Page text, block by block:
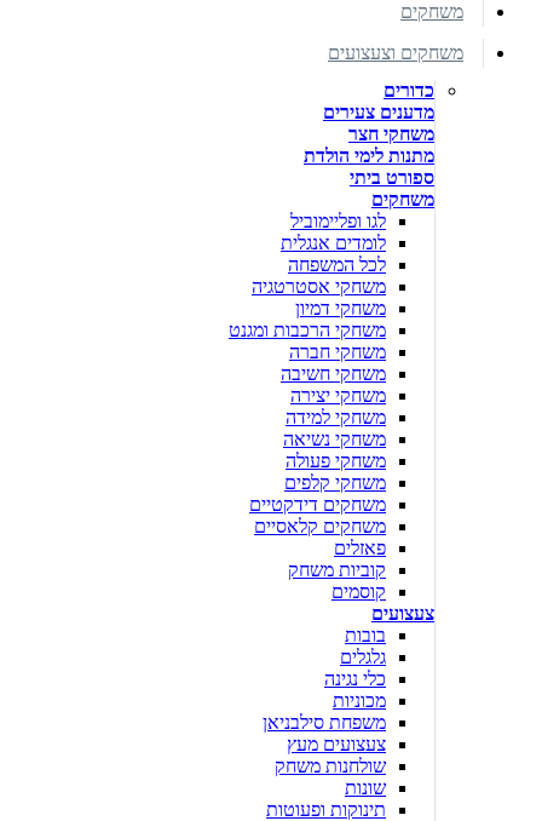
משחקים
משחקים וצעצועים
כדורים
מדענים צעירים
משחקי חצר
מתנות לימי הולדת
ספורט ביתי
משחקים
לגו ופליימוביל
לומדים אנגלית
לכל המשפחה
משחקי אסטרטגיה
משחקי דמיון
משחקי הרכבות ומגנט
משחקי חברה
משחקי חשיבה
משחקי יצירה
משחקי למידה
משחקי נשיאה
משחקי פעולה
משחקי קלפים
משחקים דידקטיים
משחקים קלאסיים
פאזלים
קוביות משחק
קוסמים
צעצועים
בובות
גלגלים
כלי נגינה
מכוניות
משפחת סילבניאן
צעצועים מעץ
שולחנות משחק
שונות
תינוקות ופעוטות